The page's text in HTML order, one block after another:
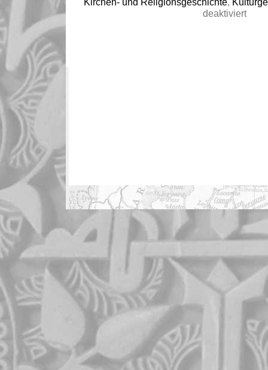
deaktiviertfür